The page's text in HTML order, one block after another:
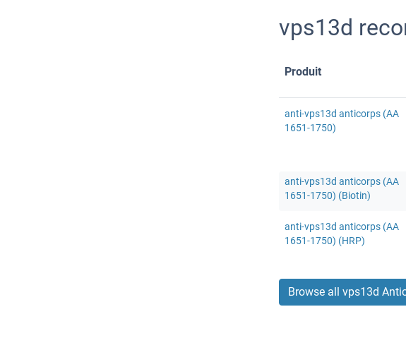
vps13d
Produit
anti-vps13d anticorps (AA
1651-1750)
anti-vps13d anticorps (AA
1651-1750) (Biotin)
anti-vps13d anticorps (AA
1651-1750) (HRP)
Browse all vps13d